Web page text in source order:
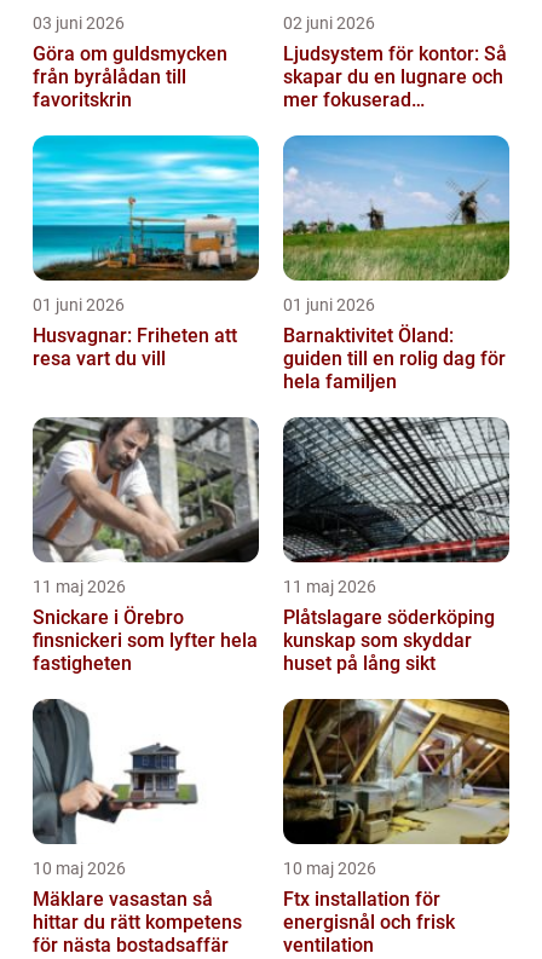
03 juni 2026
Göra om guldsmycken
från byrålådan till
favoritskrin
02 juni 2026
Ljudsystem för kontor: Så
skapar du en lugnare och
mer fokuserad
01 juni 2026
Husvagnar: Friheten att
resa vart du vill
01 juni 2026
Barnaktivitet Öland:
guiden till en rolig dag för
hela familjen
11 maj 2026
Snickare i Örebro
finsnickeri som lyfter hela
fastigheten
11 maj 2026
Plåtslagare söderköping
kunskap som skyddar
huset på lång sikt
10 maj 2026
Mäklare vasastan så
hittar du rätt kompetens
för nästa bostadsaffär
10 maj 2026
Ftx installation för
energisnål och frisk
ventilation